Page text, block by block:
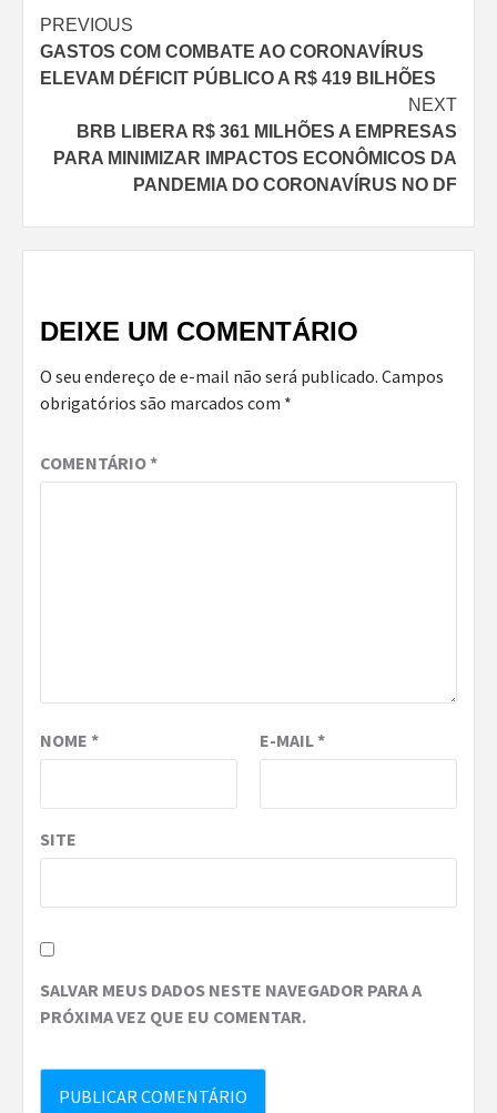
Continue
Reading
PREVIOUS
GASTOS COM COMBATE AO CORONAVÍRUS
ELEVAM DÉFICIT PÚBLICO A R$ 419 BILHÕES
NEXT
BRB LIBERA R$ 361 MILHÕES A EMPRESAS
PARA MINIMIZAR IMPACTOS ECONÔMICOS DA
PANDEMIA DO CORONAVÍRUS NO DF
DEIXE UM COMENTÁRIO
O seu endereço de e-mail não será publicado. Campos
obrigatórios são marcados com *
COMENTÁRIO*
NOME * E-MAIL*
SITE
SALVAR MEUS DADOS NESTE NAVEGADOR PARA A
PRÓXIMA VEZ QUE EU COMENTAR.